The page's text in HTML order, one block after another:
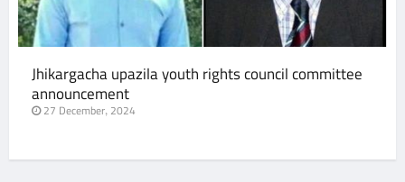
Jhikargacha upazila youth rights council committee
announcement
27 December, 2024